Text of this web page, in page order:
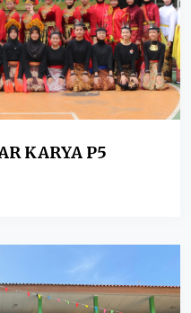
KARYA P5